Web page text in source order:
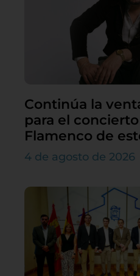
Continúa la
para el
Flamenco de
4 de agosto de 2026